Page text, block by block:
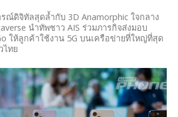
รณ์ดิจิทัลสุดล้ำกับ 3D Anamorphic ใจกลาง
นำทัพชาว AIS ร่วมภารกิจส่งมอบ
ให้ลูกค้าใช้งาน 5G บนเครือข่ายที่ใหญ่ที่สุด
ไทย